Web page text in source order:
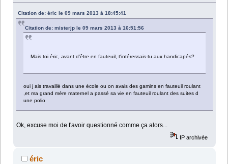
Citation de: éric le 09 mars 2013 à 18:45:41
Citation de: misterjp le 09 mars 2013 à 16:51:56
Mais toi éric, avant d'être en fauteuil, t'intéressais-tu aux handicapés?
oui j ais travaillé dans une école ou on avais des gamins en fauteuil roulant
,et ma grand mére maternel a passé sa vie en fauteuil roulant des suites d
une polio
Ok, excuse moi de t'avoir questionné comme ça alors...
IP archivée
éric